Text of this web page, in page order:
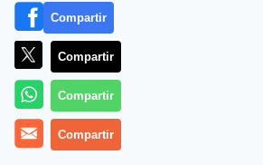
Coches híbridos y eléctricos del
Ginebra 2018
Compartir
Compartir
Compartir
Compartir